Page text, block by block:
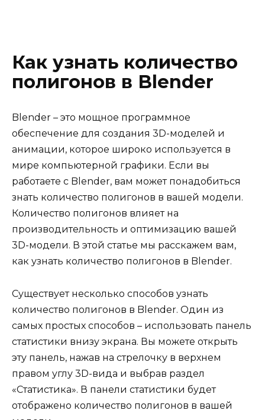
Как узнать количество
полигонов в Blender
Blender – это мощное программное
обеспечение для создания 3D-моделей и
анимации, которое широко используется в
мире компьютерной графики. Если вы
работаете с Blender, вам может понадобиться
знать количество полигонов в вашей модели.
Количество полигонов влияет на
производительность и оптимизацию вашей
3D-модели. В этой статье мы расскажем вам,
как узнать количество полигонов в Blender.
Существует несколько способов узнать
количество полигонов в Blender. Один из
самых простых способов – использовать панель
статистики внизу экрана. Вы можете открыть
эту панель, нажав на стрелочку в верхнем
правом углу 3D-вида и выбрав раздел
«Статистика». В панели статистики будет
отображено количество полигонов в вашей